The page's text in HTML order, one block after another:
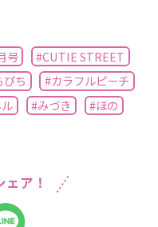
号
#CUTIE STREET
ち
#カラフルピーチ
#みづき #ほの
ア！